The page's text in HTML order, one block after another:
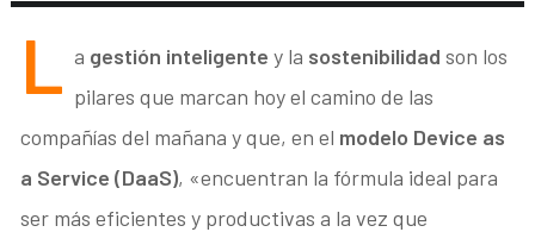
L a gestión inteligente y la sostenibilidadson los
pilares que marcan hoy el camino de las
compañías del mañana y que, en el modelo Device as
a Service (DaaS), «encuentran la fórmula ideal para
ser más eficientes y productivas a la vez que